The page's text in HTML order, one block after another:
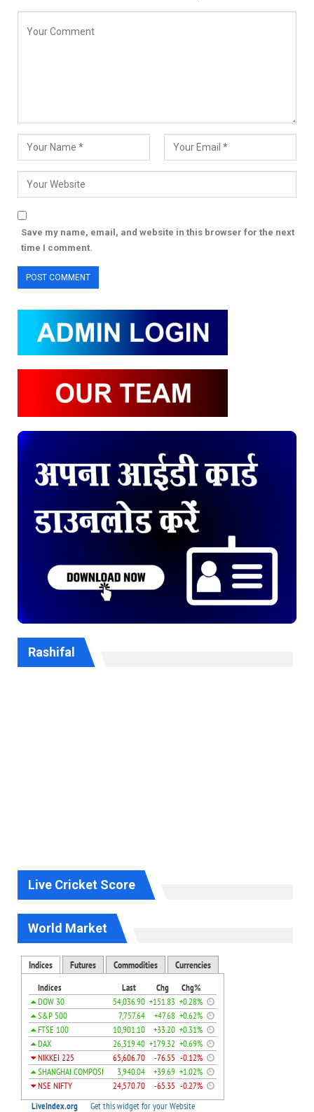
Save my name, email, and website in this browser for the next
time I comment.
Rashifal
Live Cricket Score
World Market